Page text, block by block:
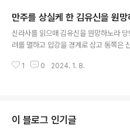
사기 열전에 김유신 一人의 전기가 을지
인의 전기보다도 그 매수가 훨씬 많고, 부
그 열전에도 참여도 못하였다(이상 460
이제 그 사리에 合한 자를 추리면 대개 下
만주를 상실케 한 김유신을 원망
신라사를 읽으매 김유신을 원망하노라
려를 멸하고 압강을 경계로 삼고 동쪽은
지 못했으니 소위 통일삼한이란 그 공이
창숙金昌淑(1879~1962)은 이렇게 김
비판했다. 그의 글을 모은 심산유고心山
1 0 2024. 1. 8.
이 블로그 인기글